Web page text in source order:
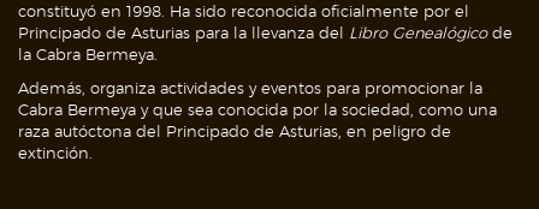
constituyó en 1998. Ha sido reconocida oficialmente por el
Principado de Asturias para la llevanza del Libro Genealógicode
la Cabra Bermeya.
Además, organiza actividades y eventos para promocionar la
Cabra Bermeya y que sea conocida por la sociedad, como una
raza autóctona del Principado de Asturias, en peligro de
extinción.